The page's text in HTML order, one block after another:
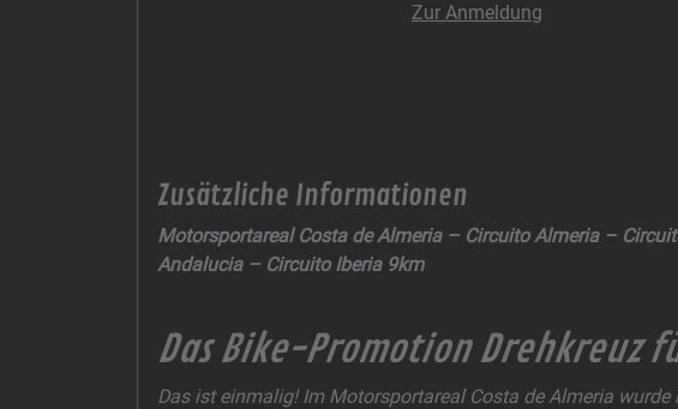
Zur Anmeldung
Zusätzliche Informationen
Motorsportareal Costa de Almeria – Circuito Almeria –
Andalucia – Circuito Iberia 9km
Das Bike-Promotion Drehkreuz
Das ist einmalig! Im Motorsportareal Costa de Almeria